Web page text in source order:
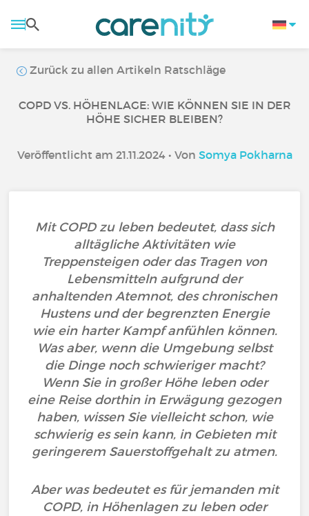
Zurück zu allen Artikeln Ratschläge
COPD VS. HÖHENLAGE: WIE KÖNNEN SIE IN DER
HÖHE SICHER BLEIBEN?
Veröffentlicht am 21.11.2024 • Von Somya Pokharna
Mit COPD zu leben bedeutet, dass sich
alltägliche Aktivitäten wie
Treppensteigen oder das Tragen von
Lebensmitteln aufgrund der
anhaltenden Atemnot, des chronischen
Hustens und der begrenzten Energie
wie ein harter Kampf anfühlen können.
Was aber, wenn die Umgebung selbst
die Dinge noch schwieriger macht?
Wenn Sie in großer Höhe leben oder
eine Reise dorthin in Erwägung gezogen
haben, wissen Sie vielleicht schon, wie
schwierig es sein kann, in Gebieten mit
geringerem Sauerstoffgehalt zu atmen.
Aber was bedeutet es für jemanden mit
COPD, in Höhenlagen zu leben oder